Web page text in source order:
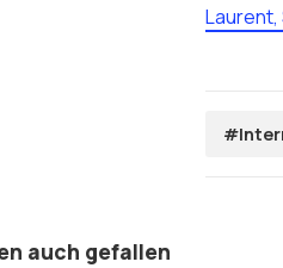
Laurent,
auch gefallen